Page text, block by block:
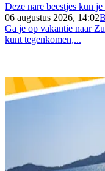
Deze nare beestjes kun
06 augustus 2026, 14:02
Ga je op vakantie naar
kunt tegenkomen,...